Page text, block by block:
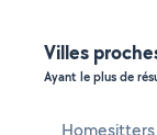
Villes
Ayant le plus de